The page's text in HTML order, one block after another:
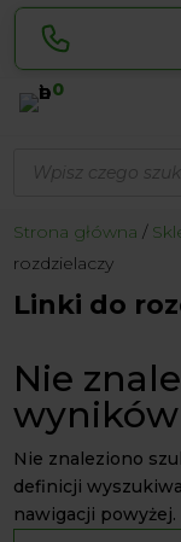
Sylwia
729
Biuro
0
produktów
Strona główna
rozdzielaczy
Linki do
Nie
wyników
Nie znaleziono
definicji
nawigacji powyżej.